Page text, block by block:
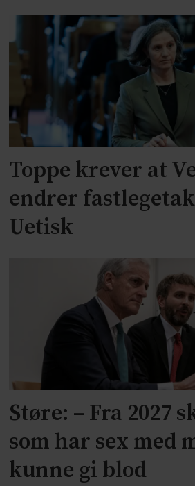
Toppe krever at
endrer
Uetisk
Støre: – Fra 2027
som har sex med
kunne gi blod